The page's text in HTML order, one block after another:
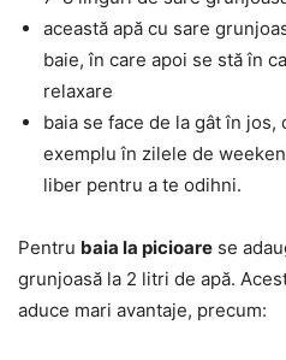
această apă cu sare
baie, în care apoi se stă în
relaxare
baia se face de la gât în
exemplu în zilele de
liber pentru a te odihni.
Pentru baia la picioare se
grunjoasă la 2 litri de apă.
aduce mari avantaje, precum: